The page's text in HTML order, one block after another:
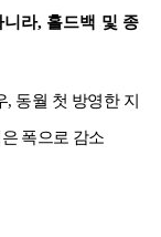
라, 홀드백 및 종
, 동월 첫 방영한 지
폭으로 감소